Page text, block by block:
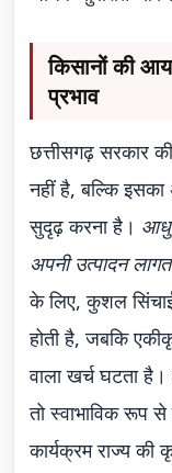
किसानों की
प्रभाव
छत्तीसगढ़ सरकार
नहीं है, बल्कि इसका
सुदृढ़ करना है।
अपनी उत्पादन
के लिए, कुशल
होती है, जबकि
वाला खर्च घटता
तो स्वाभाविक रूप
कार्यक्रम राज्य की